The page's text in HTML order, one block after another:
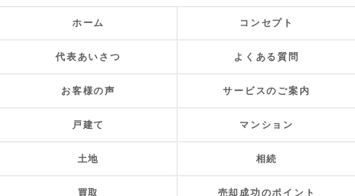
ホーム コンセプト
代表あいさつ よくある質問
お客様の声 サービスのご案内
戸建て マンション
土地 相続